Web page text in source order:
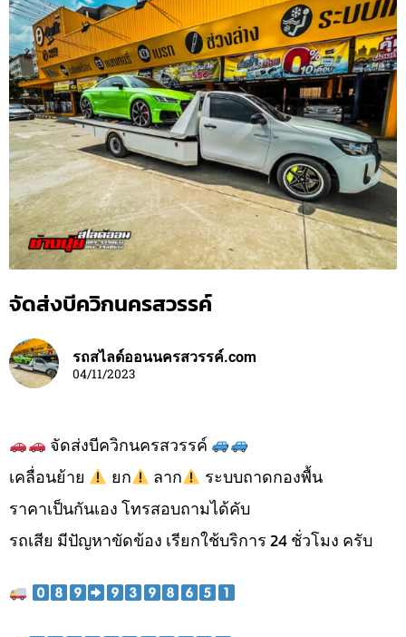
จัดส่งบีควิกนครสวรรค์
รถสไลด์ออนนครสวรรค์.com
04/11/2023
จัดส่งบีควิกนครสวรรค์
เคลื่อนย้าย
ยก ลาก
ระบบถาดกองพื้น
ราคาเป็นกันเอง โทรสอบถามได้คับ
รถเสีย มีปัญหาขัดข้อง เรียกใช้บริการ 24 ชั่วโมง ครับ